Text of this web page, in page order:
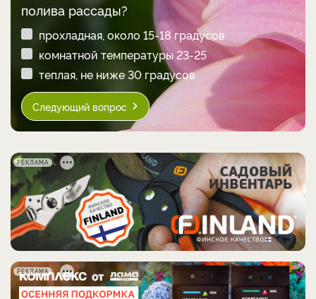
полива рассады?
прохладная, около 15-18 градусов
комнатной температуры 23-25
теплая, не ниже 30 градусов
Следующий вопрос
РЕКЛАМА
РЕКЛАМА